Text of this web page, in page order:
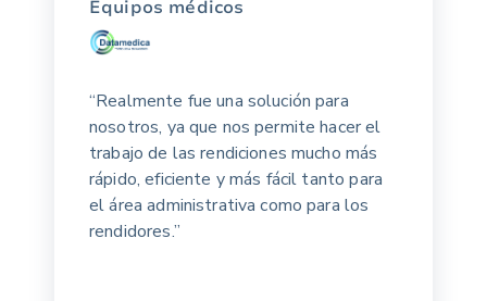
Equipos médicos
“Realmente fue una solución para
nosotros, ya que nos permite hacer el
trabajo de las rendiciones mucho más
rápido, eficiente y más fácil tanto para
el área administrativa como para los
rendidores.”